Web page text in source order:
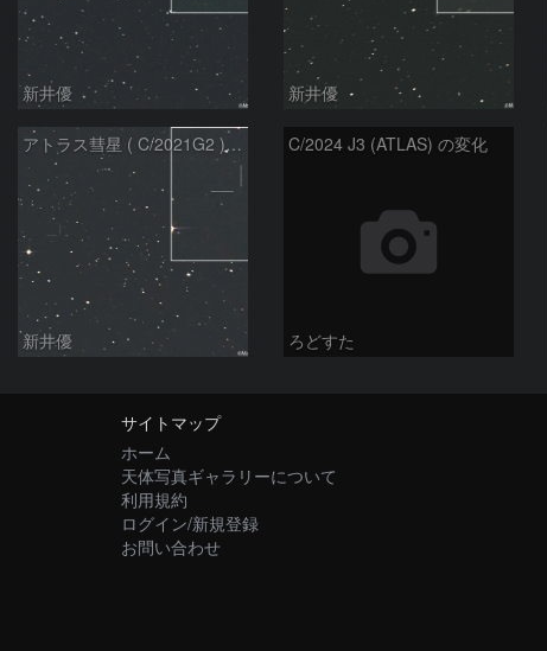
新井優 新井優
アトラス彗星 ( C/2021G2 )：2026/07/08
新井優
C/2024 J3 (ATLAS) の変化
ろどすた
サイトマップ
ホーム
天体写真ギャラリーについて
利用規約
ログイン/新規登録
お問い合わせ